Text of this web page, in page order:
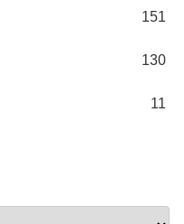
151
130
11